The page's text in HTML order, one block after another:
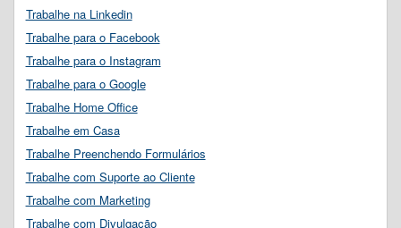
Trabalhe na Linkedin
Trabalhe para o Facebook
Trabalhe para o Instagram
Trabalhe para o Google
Trabalhe Home Office
Trabalhe em Casa
Trabalhe Preenchendo Formulários
Trabalhe com Suporte ao Cliente
Trabalhe com Marketing
Trabalhe com Divulgação